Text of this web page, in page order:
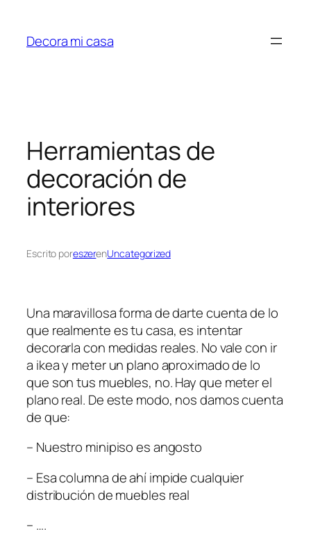
contenido
Decora mi casa
Herramientas de
decoración de
interiores
Escrito poreszerenUncategorized
Una maravillosa forma de darte cuenta de lo
que realmente es tu casa, es intentar
decorarla con medidas reales. No vale con ir
a ikea y meter un plano aproximado de lo
que son tus muebles, no. Hay que meter el
plano real. De este modo, nos damos cuenta
de que:
– Nuestro minipiso es angosto
– Esa columna de ahí impide cualquier
distribución de muebles real
– ….